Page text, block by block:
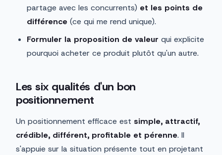
partage avec les concurrents) et les points de
différence (ce qui me rend unique).
Formuler la proposition de valeur qui explicite
pourquoi acheter ce produit plutôt qu'un autre.
Les six qualités d'un bon
positionnement
Un positionnement efficace est simple, attractif,
crédible, différent, profitable et pérenne. Il
s'appuie sur la situation présente tout en projetant